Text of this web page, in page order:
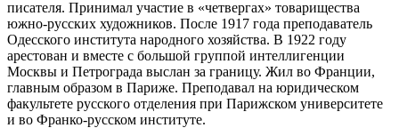
писателя. Принимал участие в «четвергах» товарищества
южно-русских художников. После 1917 года преподаватель
Одесского института народного хозяйства. В 1922 году
арестован и вместе с большой группой интеллигенции
Москвы и Петрограда выслан за границу. Жил во Франции,
главным образом в Париже. Преподавал на юридическом
факультете русского отделения при Парижском университете
и во Франко-русском институте.